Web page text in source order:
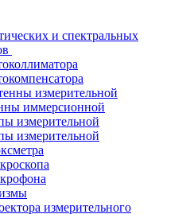
и спектральных
измерительной
иммерсионной
измерительной
измерительной
измерительного